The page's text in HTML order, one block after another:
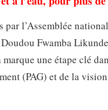
par l’Assemblée
Fwamba
une étape clé
(PAG) et de la